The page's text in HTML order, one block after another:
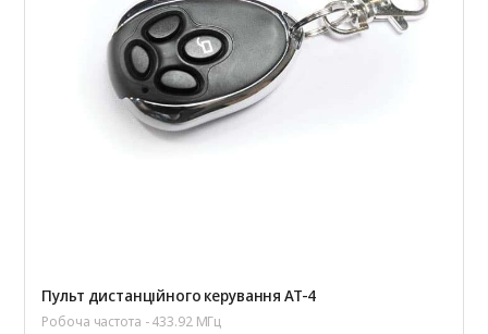
Пульт дистанційного керування AT-4
Робоча частота - 433.92 МГц